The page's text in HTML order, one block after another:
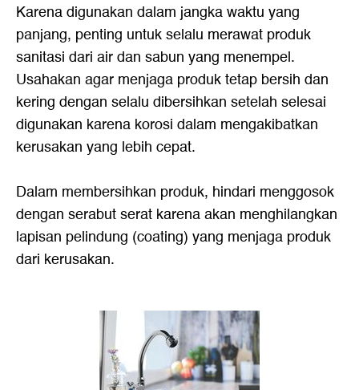
Karena digunakan dalam jangka waktu yang
panjang, penting untuk selalu merawat produk
sanitasi dari air dan sabun yang menempel.
Usahakan agar menjaga produk tetap bersih dan
kering dengan selalu dibersihkan setelah selesai
digunakan karena korosi dalam mengakibatkan
kerusakan yang lebih cepat.
Dalam membersihkan produk, hindari menggosok
dengan serabut serat karena akan menghilangkan
lapisan pelindung (coating) yang menjaga produk
dari kerusakan.